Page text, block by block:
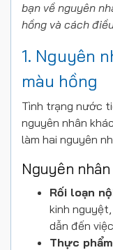
bạn về nguyên
hồng và cách
1. Nguyên
màu hồng
Tình trạng nước
nguyên nhân
làm hai nguyên
Nguyên
Rối loạn
kinh
dẫn đến
Thực